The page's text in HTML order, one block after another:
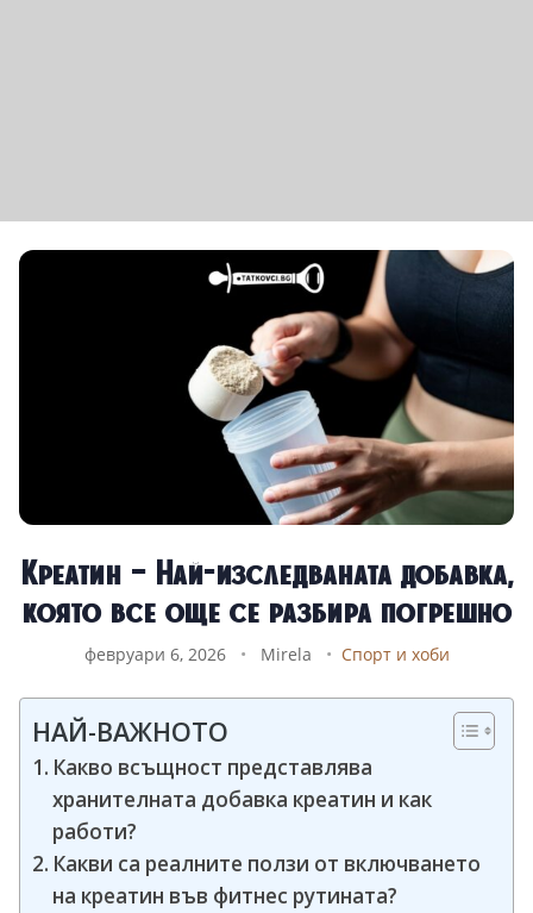
Креатин – Най-изследваната добавка,
която все още се разбира погрешно
февруари 6, 2026 • Mirela • Спорт и хоби
НАЙ-ВАЖНОТО
Какво всъщност представлява
хранителната добавка креатин и как
работи?
Какви са реалните ползи от включването
на креатин във фитнес рутината?